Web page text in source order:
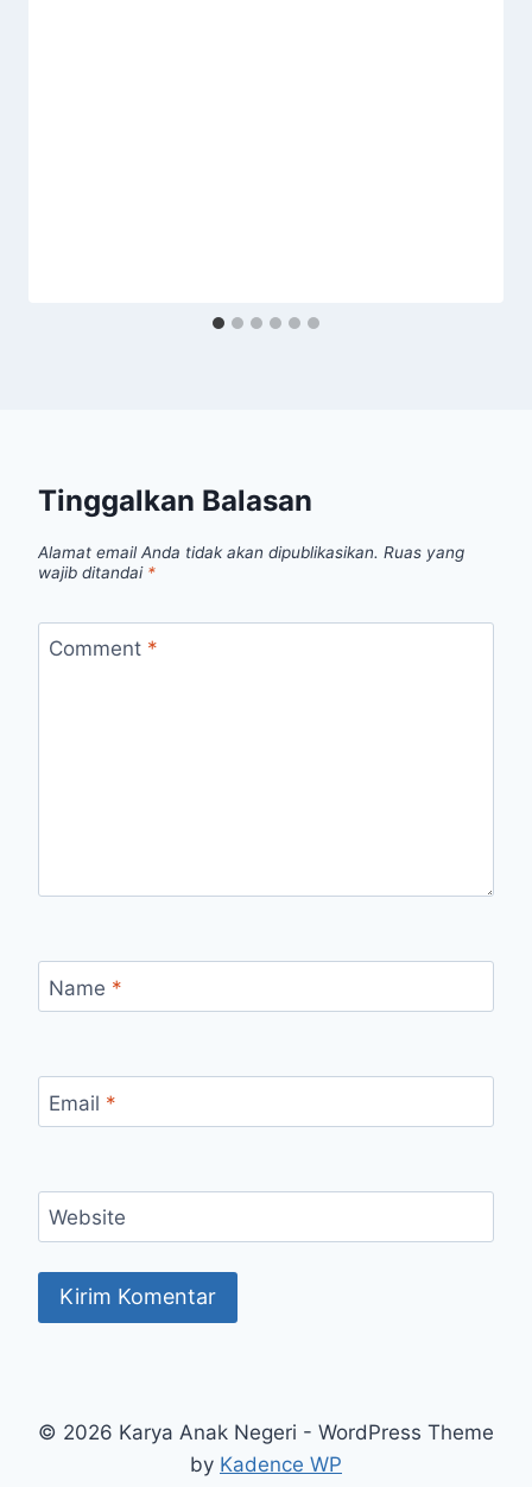
Tinggalkan Balasan
Alamat email Anda tidak akan dipublikasikan. Ruas yang
wajib ditandai *
Comment *
Name *
Email *
Website
© 2026 Karya Anak Negeri - WordPress Theme
by Kadence WP